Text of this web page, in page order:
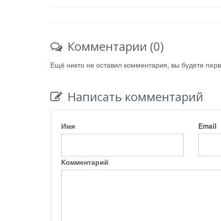
Комментарии (0)
Ещё никто не оставил комментария, вы будете
Написать комментарий
Имя Email
Комментарий